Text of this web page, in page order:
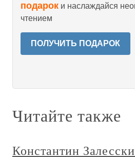
подарок и наслаждайся
чтением
ПОЛУЧИТЬ ПОДАРОК
Читайте также
Константин